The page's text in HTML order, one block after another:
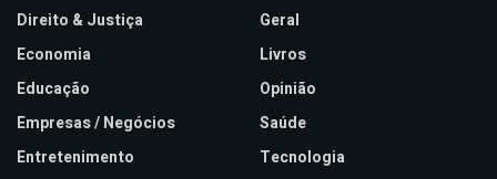
Direito & Justiça
Economia
Educação
Empresas / Negócios
Entretenimento
Geral
Livros
Opinião
Saúde
Tecnologia